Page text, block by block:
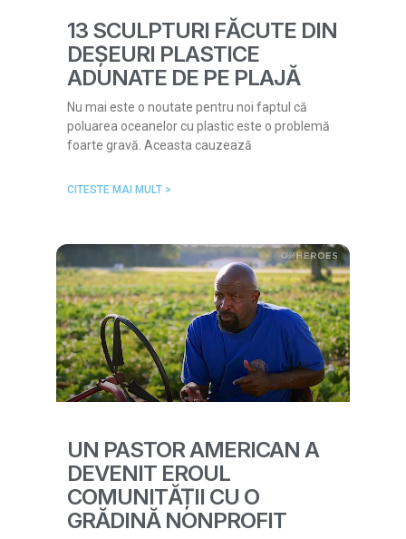
13 SCULPTURI FĂCUTE DIN
DEȘEURI PLASTICE
ADUNATE DE PE PLAJĂ
Nu mai este o noutate pentru noi faptul că
poluarea oceanelor cu plastic este o problemă
foarte gravă. Aceasta cauzează
CITESTE MAI MULT >
UN PASTOR AMERICAN A
DEVENIT EROUL
COMUNITĂȚII CU O
GRĂDINĂ NONPROFIT